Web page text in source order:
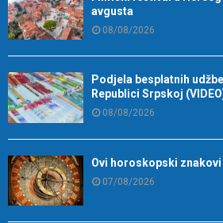
avgusta
08/08/2026
Podjela besplatnih
Republici Srpskoj
08/08/2026
Ovi horoskopski
07/08/2026